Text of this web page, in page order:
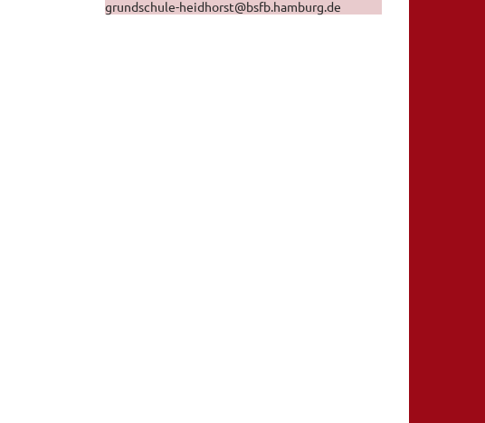
grundschule-heidhorst@bsfb.hamburg.de